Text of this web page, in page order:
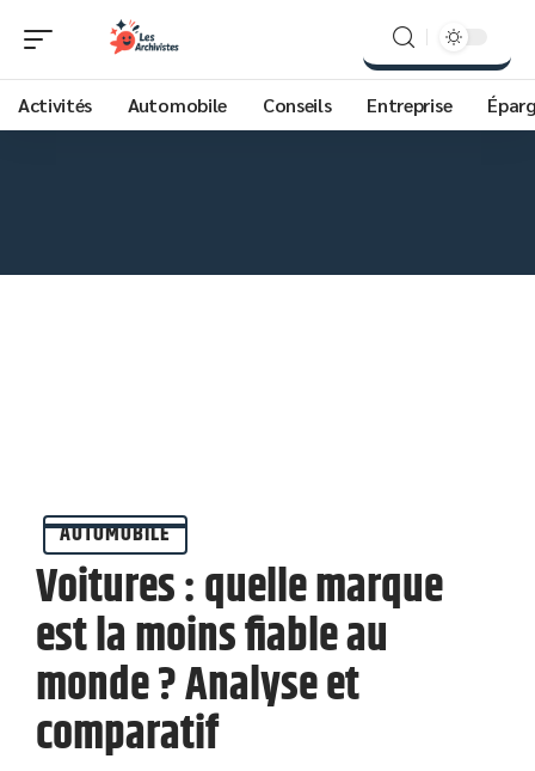
Activités Automobile Conseils Entreprise
AUTOMOBILE
Voitures : quelle marque
est la moins fiable au
monde ? Analyse et
comparatif